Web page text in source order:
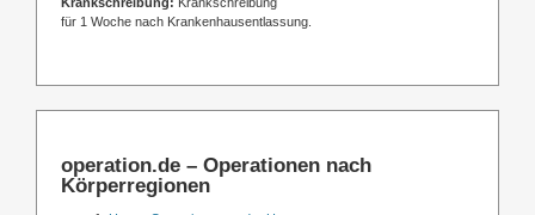
für 1 Woche nach Krankenhausentlassung.
operation.de – Operationen nach
Körperregionen